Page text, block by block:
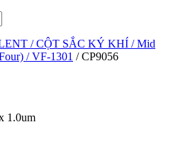
/ CỘT SẮC KÝ KHÍ / Mid
/ VF-1301 / CP9056
1.0um